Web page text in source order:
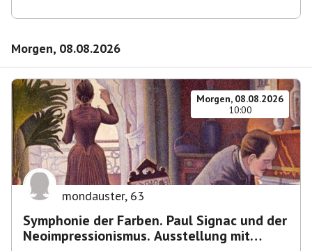
Morgen, 08.08.2026
Morgen, 08.08.2026
10:00
mondauster, 63
Symphonie der Farben. Paul Signac und der
Neoimpressionismus. Ausstellung mit